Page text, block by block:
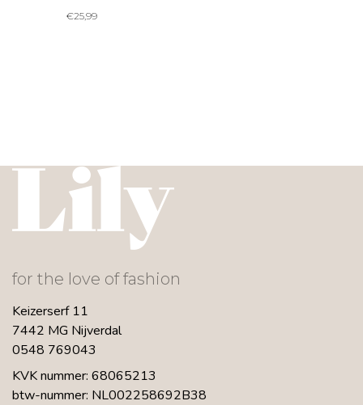
€25,99
for the love of fashion
Keizerserf 11
7442 MG Nijverdal
0548 769043
KVK nummer: 68065213
btw-nummer: NL002258692B38